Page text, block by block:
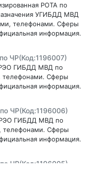
РОТА по
УГИБДД МВД
телефонами. Сферы
информация.
ЧР(Код:1196007)
ГИБДД МВД по
телефонами. Сферы
информация.
ЧР(Код:1196006)
ГИБДД МВД по
телефонами. Сферы
информация.
ЧР(Код:1196005)